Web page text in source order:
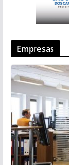
Empresas